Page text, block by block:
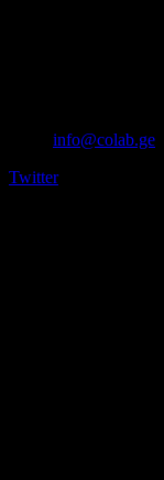
info@colab.ge
Twitter